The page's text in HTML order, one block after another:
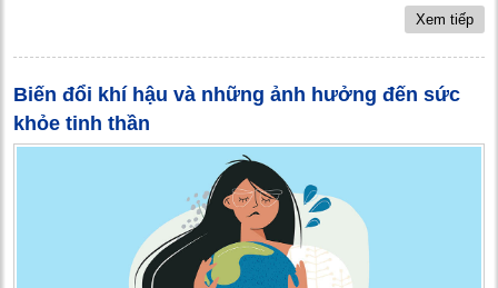
Xem tiếp
Biến đổi khí hậu và những ảnh hưởng đến sức
khỏe tinh thần